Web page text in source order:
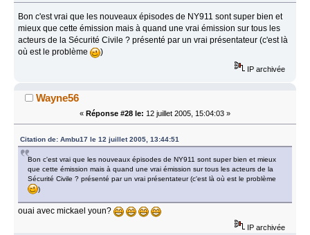
Bon c'est vrai que les nouveaux épisodes de NY911 sont super bien et
mieux que cette émission mais à quand une vrai émission sur tous les
acteurs de la Sécurité Civile ? présenté par un vrai présentateur (c'est là
où est le problème
)
IP archivée
Wayne56
« Réponse #28 le: 12 juillet 2005, 15:04:03 »
Citation de: Ambu17 le 12 juillet 2005, 13:44:51
Bon c'est vrai que les nouveaux épisodes de NY911 sont super bien et mieux
que cette émission mais à quand une vrai émission sur tous les acteurs de la
Sécurité Civile ? présenté par un vrai présentateur (c'est là où est le problème
)
ouai avec mickael youn?
IP archivée